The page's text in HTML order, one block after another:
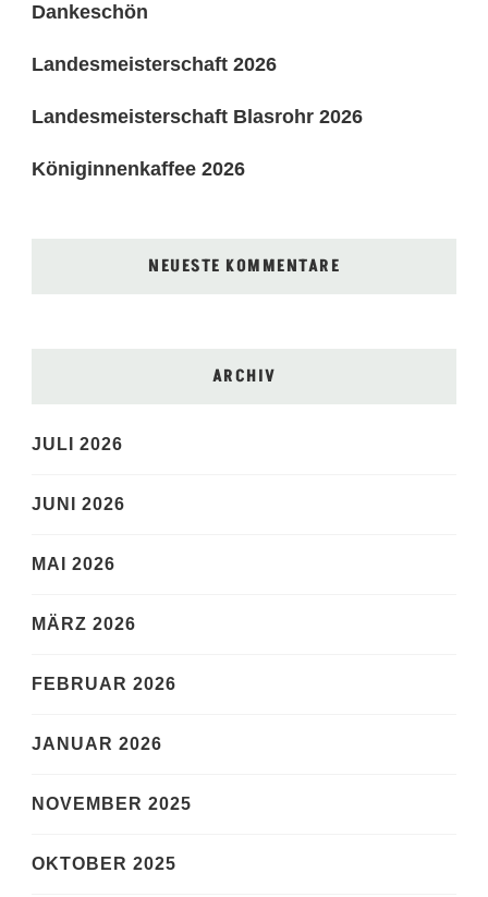
Dankeschön
Landesmeisterschaft 2026
Landesmeisterschaft Blasrohr 2026
Königinnenkaffee 2026
NEUESTE KOMMENTARE
ARCHIV
JULI 2026
JUNI 2026
MAI 2026
MÄRZ 2026
FEBRUAR 2026
JANUAR 2026
NOVEMBER 2025
OKTOBER 2025